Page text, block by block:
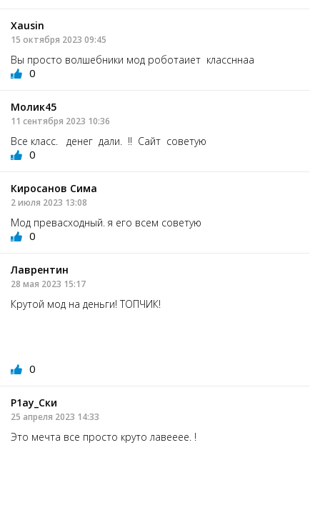
Xausin
15 октября 2023 09:45
Вы просто волшебники мод роботаиет классннаа
0
Молик45
11 сентября 2023 10:36
Все класс. денег дали. !! Сайт советую
0
Киросанов Сима
2 июля 2023 13:08
Мод превасходный. я его всем советую
0
Лаврентин
28 мая 2023 15:17
Крутой мод на деньги! ТОПЧИК!
0
Р1ау_Ски
25 апреля 2023 14:33
Это мечта все просто круто лавееее. !